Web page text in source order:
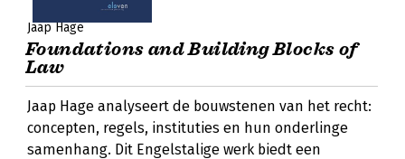
Jaap Hage
Foundations and Building Blocks of
Law
Jaap Hage analyseert de bouwstenen van het recht:
concepten, regels, instituties en hun onderlinge
samenhang. Dit Engelstalige werk biedt een